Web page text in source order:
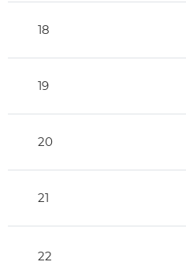
18
19
20
21
22